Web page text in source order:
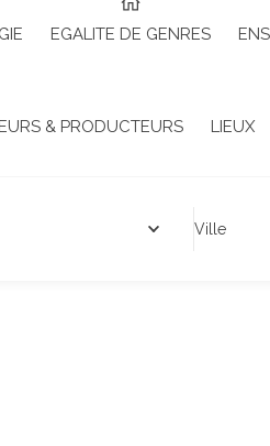
EGALITE DE GENRES
& PRODUCTEURS LIEUX
Ville